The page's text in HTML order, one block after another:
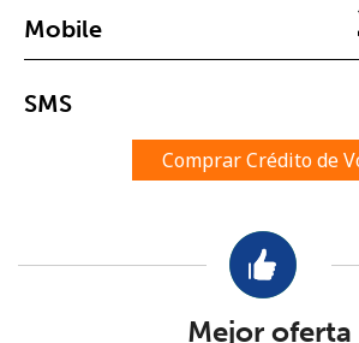
Mínimo 8 caracteres
Una letra mayúscula y una minúscula
Un caracter especial
Mantente en contacto para recibir
Mobile
SMS
Comprar Crédito de
Mejor oferta